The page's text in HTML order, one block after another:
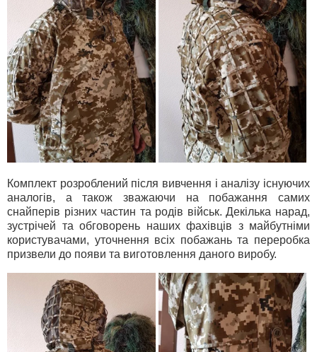
Комплект розроблений після вивчення і аналізу існуючих
аналогів, а також зважаючи на побажання самих
снайперів різних частин та родів військ. Декілька нарад,
зустрічей та обговорень наших фахівців з майбутніми
користувачами, уточнення всіх побажань та переробка
призвели до появи та виготовлення даного виробу.